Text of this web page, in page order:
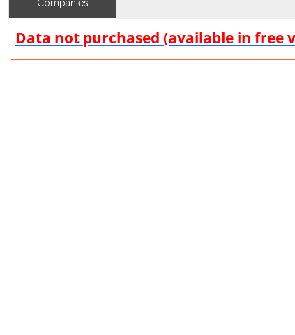
Companies
Data not purchased (available in free